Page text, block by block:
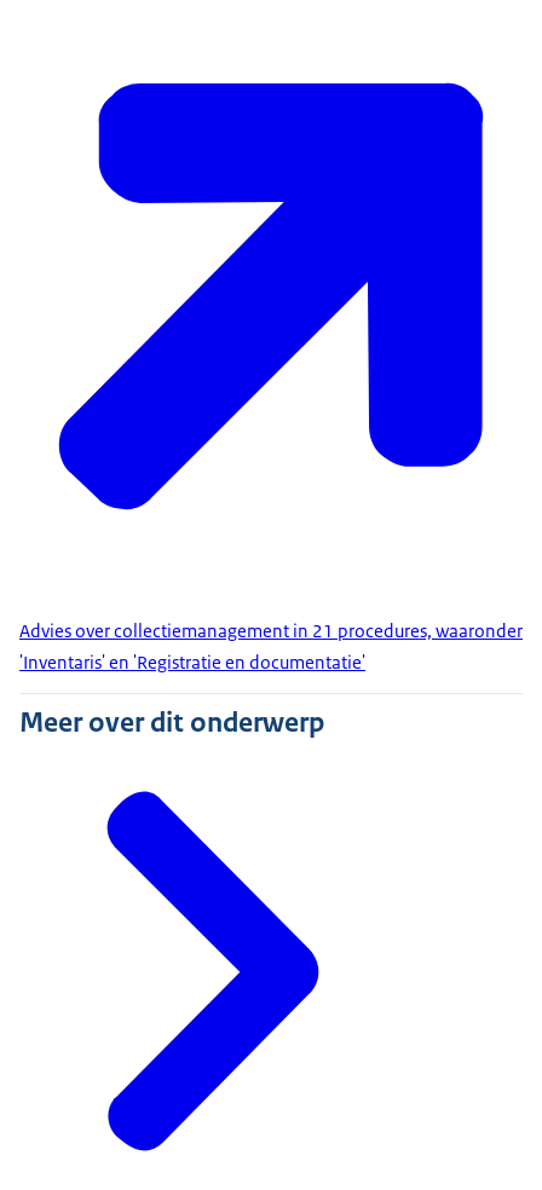
Advies over collectiemanagement in 21 procedures, waaronder
'Inventaris' en 'Registratie en documentatie'
Meer over dit onderwerp